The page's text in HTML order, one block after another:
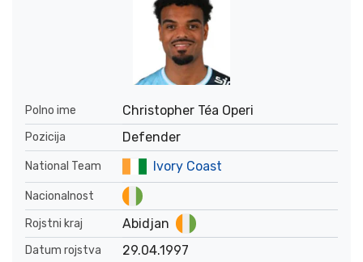
Polno ime Christopher Téa Operi
Pozicija Defender
National Team Ivory Coast
Nacionalnost
Rojstni kraj
Abidjan
Datum rojstva 29.04.1997